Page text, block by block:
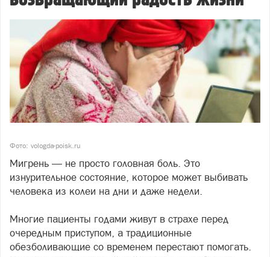
Фото: vologda-poisk.ru
Мигрень — не просто головная боль. Это
изнурительное состояние, которое может выбивать
человека из колеи на дни и даже недели.
Многие пациенты годами живут в страхе перед
очередным приступом, а традиционные
обезболивающие со временем перестают помогать.